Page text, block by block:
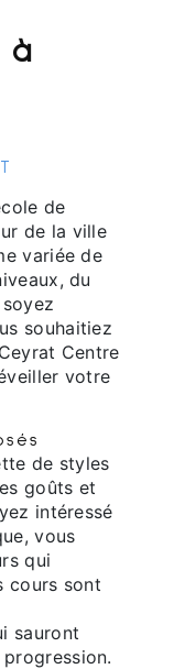
à
de
de la ville
variée de
du
souhaitiez
Centre
votre
de styles
goûts et
intéressé
vous
qui
cours sont
sauront